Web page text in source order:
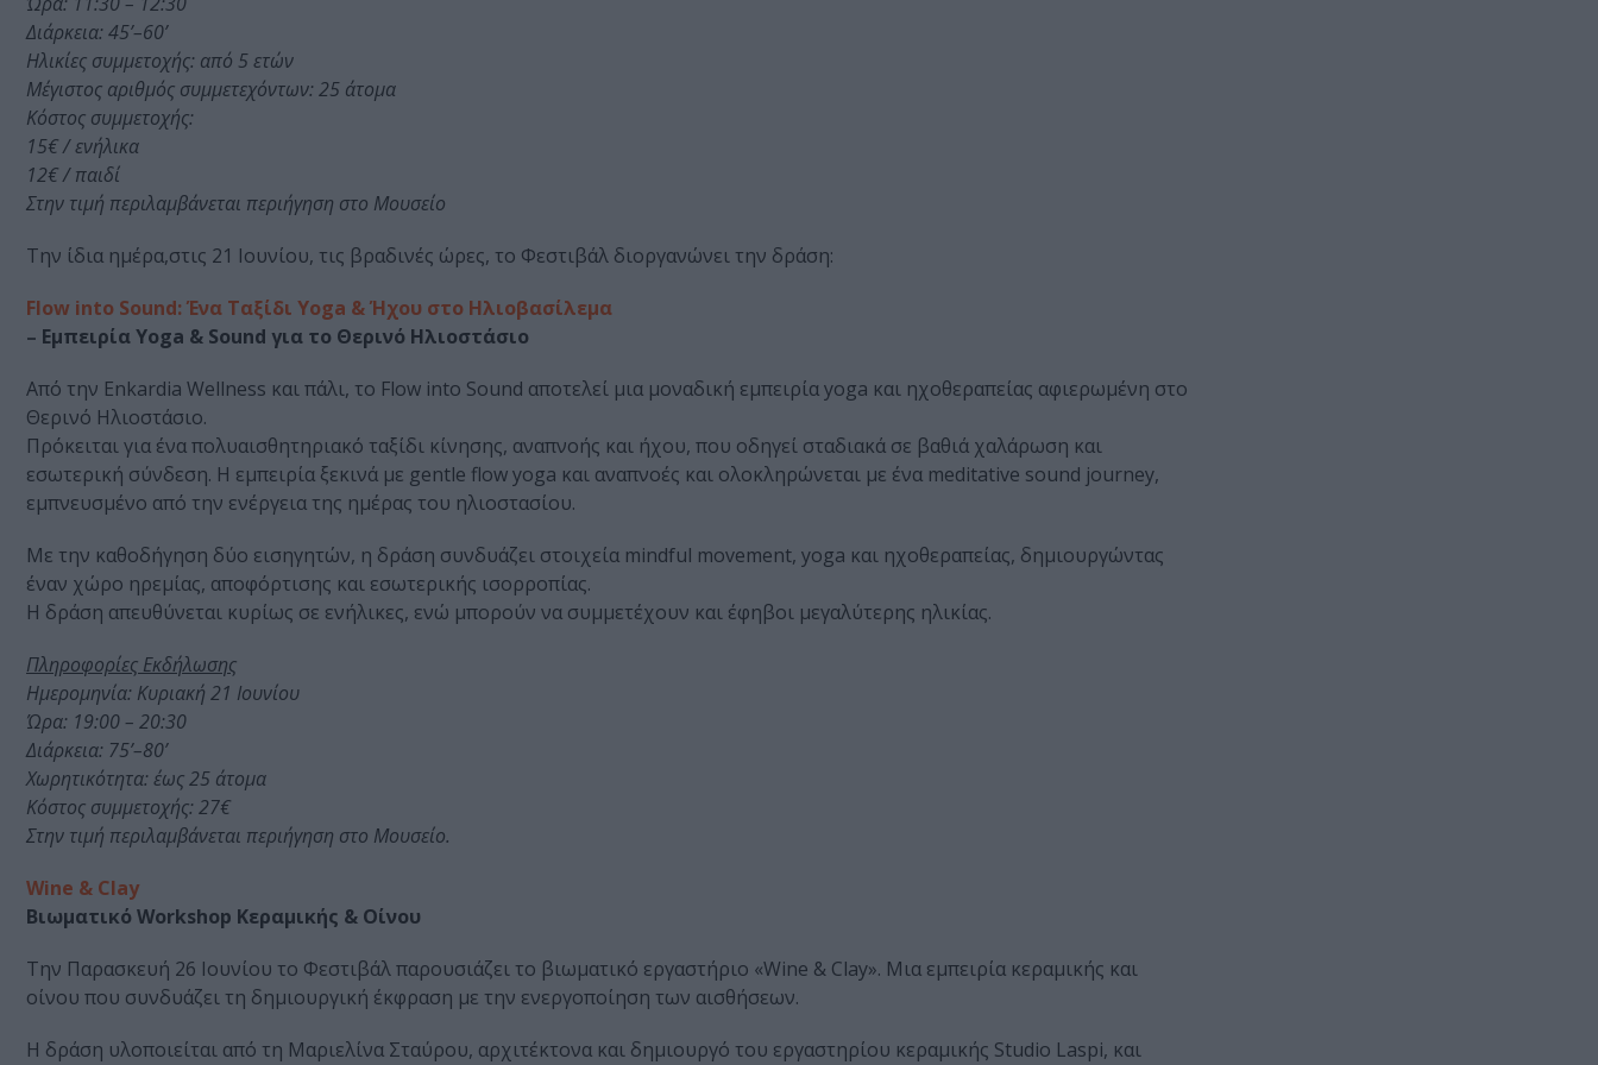
Διάρκεια: 45’–60’
Ηλικίες συμμετοχής: από 5 ετών
Μέγιστος αριθμός συμμετεχόντων: 25 άτομα
Κόστος συμμετοχής:
15€ / ενήλικα
12€ / παιδί
Στην τιμή περιλαμβάνεται περιήγηση στο Μουσείο
Την ίδια ημέρα,στις 21 Ιουνίου, τις βραδινές ώρες, το Φεστιβάλ διοργανώνει την δράση:
Flow into Sound: Ένα Ταξίδι Yoga & Ήχου στο Ηλιοβασίλεμα
– Εμπειρία Yoga & Sound για το Θερινό Ηλιοστάσιο
Από την Enkardia Wellness και πάλι, το Flow into Sound αποτελεί μια μοναδική εμπειρία yoga και ηχοθεραπείας αφιερωμένη στο
Θερινό Ηλιοστάσιο.
Πρόκειται για ένα πολυαισθητηριακό ταξίδι κίνησης, αναπνοής και ήχου, που οδηγεί σταδιακά σε βαθιά χαλάρωση και
εσωτερική σύνδεση. Η εμπειρία ξεκινά με gentle flow yoga και αναπνοές και ολοκληρώνεται με ένα meditative sound journey,
εμπνευσμένο από την ενέργεια της ημέρας του ηλιοστασίου.
Με την καθοδήγηση δύο εισηγητών, η δράση συνδυάζει στοιχεία mindful movement, yoga και ηχοθεραπείας, δημιουργώντας
έναν χώρο ηρεμίας, αποφόρτισης και εσωτερικής ισορροπίας.
Η δράση απευθύνεται κυρίως σε ενήλικες, ενώ μπορούν να συμμετέχουν και έφηβοι μεγαλύτερης ηλικίας.
Πληροφορίες Εκδήλωσης
Ημερομηνία: Κυριακή 21 Ιουνίου
Ώρα: 19:00 – 20:30
Διάρκεια: 75’–80’
Χωρητικότητα: έως 25 άτομα
Κόστος συμμετοχής: 27€
Στην τιμή περιλαμβάνεται περιήγηση στο Μουσείο.
Wine & Clay
Βιωματικό Workshop Κεραμικής & Οίνου
Την Παρασκευή 26 Ιουνίου το Φεστιβάλ παρουσιάζει το βιωματικό εργαστήριο «Wine & Clay». Μια εμπειρία κεραμικής και
οίνου που συνδυάζει τη δημιουργική έκφραση με την ενεργοποίηση των αισθήσεων.
Η δράση υλοποιείται από τη Μαριελίνα Σταύρου, αρχιτέκτονα και δημιουργό του εργαστηρίου κεραμικής Studio Laspi, και